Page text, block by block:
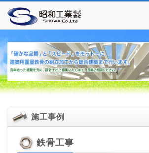
施工事例
鉄骨工事